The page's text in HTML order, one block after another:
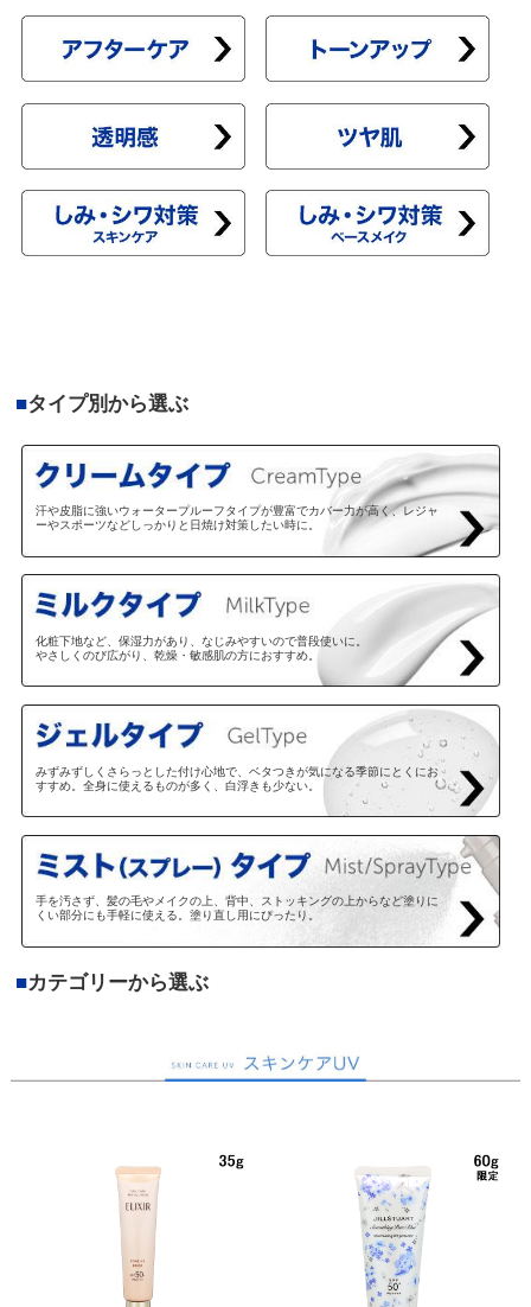
■タイプ別から選ぶ
汗や皮脂に強いウォータープルーフタイプが豊富でカバー力が高く、レジャ
ーやスポーツなどしっかりと日焼け対策したい時に。
化粧下地など、保湿力があり、なじみやすいので普段使いに。
やさしくのび広がり、乾燥・敏感肌の方におすすめ。
みずみずしくさらっとした付け心地で、ベタつきが気になる季節にとくにお
すすめ。全身に使えるものが多く、白浮きも少ない。
手を汚さず、髪の毛やメイクの上、背中、ストッキングの上からなど塗りに
くい部分にも手軽に使える。塗り直し用にぴったり。
■カテゴリーから選ぶ